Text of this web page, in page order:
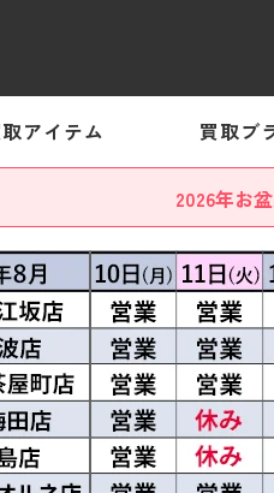
アイテム 買取ブ
2026年お